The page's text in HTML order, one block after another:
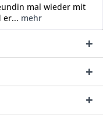
mal wieder mit
er... mehr